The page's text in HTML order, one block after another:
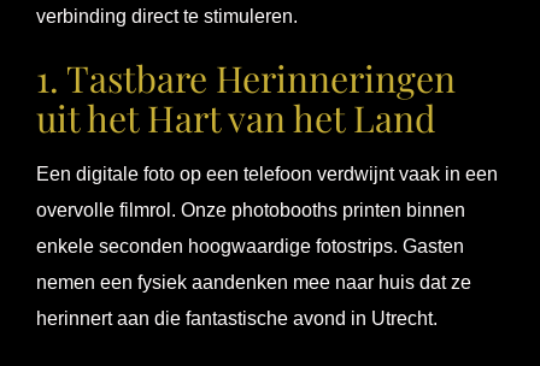
verbinding direct te stimuleren.
1. Tastbare Herinneringen
uit het Hart van het Land
Een digitale foto op een telefoon verdwijnt vaak in een
overvolle filmrol. Onze photobooths printen binnen
enkele seconden hoogwaardige fotostrips. Gasten
nemen een fysiek aandenken mee naar huis dat ze
herinnert aan die fantastische avond in Utrecht.